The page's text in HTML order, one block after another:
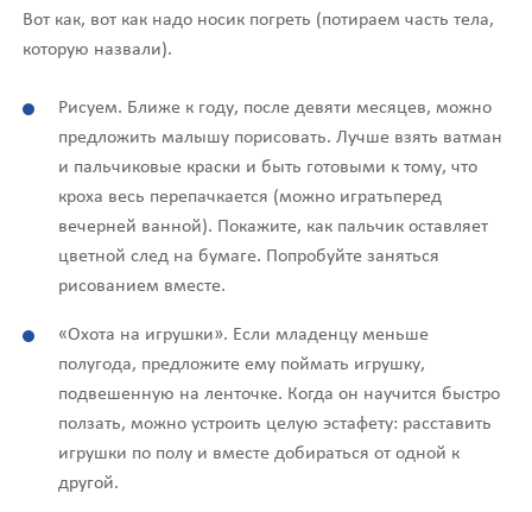
Вот как, вот как надо носик погреть (потираем часть тела,
которую назвали).
Рисуем. Ближе к году, после девяти месяцев, можно
предложить малышу порисовать. Лучше взять ватман
и пальчиковые краски и быть готовыми к тому, что
кроха весь перепачкается (можно игратьперед
вечерней ванной). Покажите, как пальчик оставляет
цветной след на бумаге. Попробуйте заняться
рисованием вместе.
«Охота на игрушки». Если младенцу меньше
полугода, предложите ему поймать игрушку,
подвешенную на ленточке. Когда он научится быстро
ползать, можно устроить целую эстафету: расставить
игрушки по полу и вместе добираться от одной к
другой.